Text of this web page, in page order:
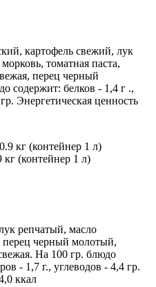
картофель свежий, лук
томатная паста,
перец черный
содержит: белков - 1,4 г .,
Энергетическая ценность
(контейнер 1 л)
репчатый, масло
перец черный молотый,
На 100 гр. блюдо
- 1,7 г., углеводов - 4,4 гр.
ккал